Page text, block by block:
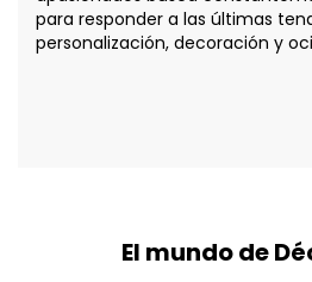
para responder a las últimas
personalización, decoración y
El mundo de